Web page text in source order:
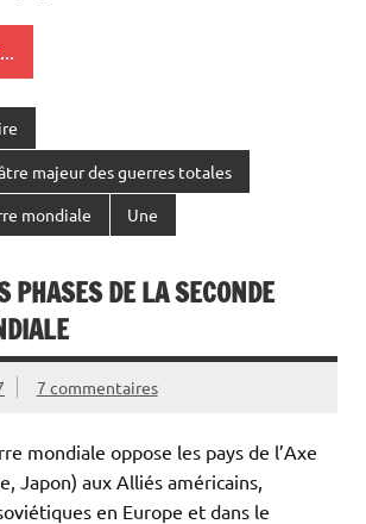
majeur des guerres totales
mondiale Une
PHASES DE LA SECONDE
7 commentaires
mondiale oppose les pays de l’Axe
Japon) aux Alliés américains,
en Europe et dans le